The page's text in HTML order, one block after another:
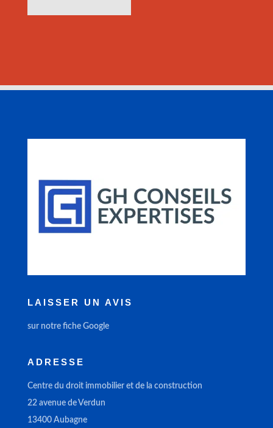
LAISSER UN AVIS
sur notre fiche Google
ADRESSE
Centre du droit immobilier et de la construction
22 avenue de Verdun
13400 Aubagne